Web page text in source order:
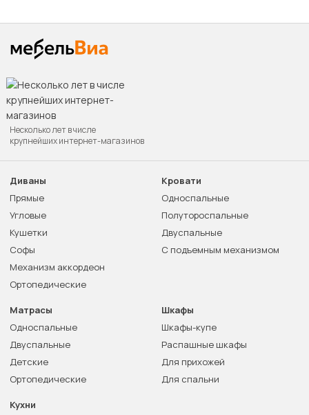
Несколько лет в числе
крупнейших интернет-магазинов
Диваны
Прямые
Угловые
Кушетки
Софы
Механизм аккордеон
Ортопедические
Кровати
Односпальные
Полутороспальные
Двуспальные
С подъемным механизмом
Матрасы
Односпальные
Двуспальные
Детские
Ортопедические
Шкафы
Шкафы-купе
Распашные шкафы
Для прихожей
Для спальни
Кухни